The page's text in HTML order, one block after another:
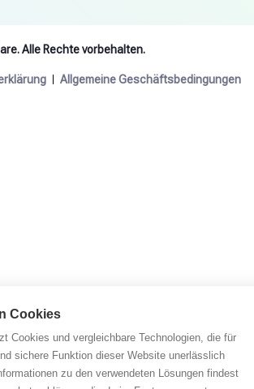
Alle Rechte vorbehalten.
Allgemeine Geschäftsbedingungen
Cookies
Cookies und vergleichbare Technologien, die für
sichere Funktion dieser Website unerlässlich
zu den verwendeten Lösungen findest